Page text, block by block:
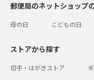
郵便局のネットショップ
母の日 こどもの日
ストアから探す
切手・はがきストア